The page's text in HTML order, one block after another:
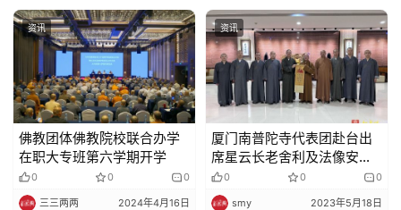
公
益
佛
教
人
物
登录 注册
资讯
佛教团体佛教院校联合办学
在职大专班第六学期开学
0 0 0
三三两两 2024年4月16日
资讯
厦门南普陀寺代表团赴台出
席星云长老舍利及法像安座
典礼暨赞颂会活动
0 0 0
smy 2023年5月18日